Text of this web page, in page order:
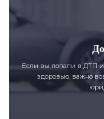
Если вы попали в ДТП
здоровью, важно